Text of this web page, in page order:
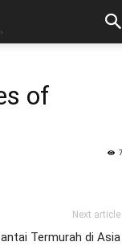
of
Next article
Termurah di Asia